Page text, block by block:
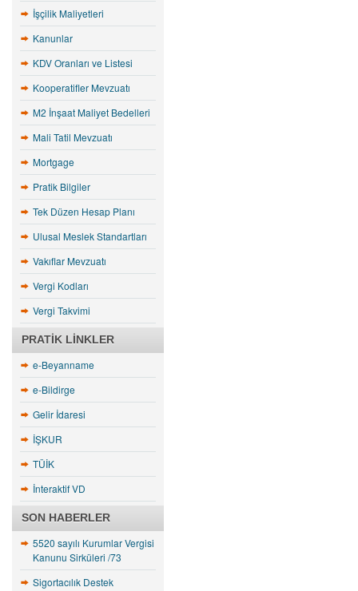
İşçilik Maliyetleri
Kanunlar
KDV Oranları ve Listesi
Kooperatifler Mevzuatı
M2 İnşaat Maliyet Bedelleri
Mali Tatil Mevzuatı
Mortgage
Pratik Bilgiler
Tek Düzen Hesap Planı
Ulusal Meslek Standartları
Vakıflar Mevzuatı
Vergi Kodları
Vergi Takvimi
PRATIK LINKLER
e-Beyanname
e-Bildirge
Gelir İdaresi
İŞKUR
TÜİK
İnteraktif VD
SON HABERLER
5520 sayılı Kurumlar Vergisi
Kanunu Sirküleri /73
Sigortacılık Destek